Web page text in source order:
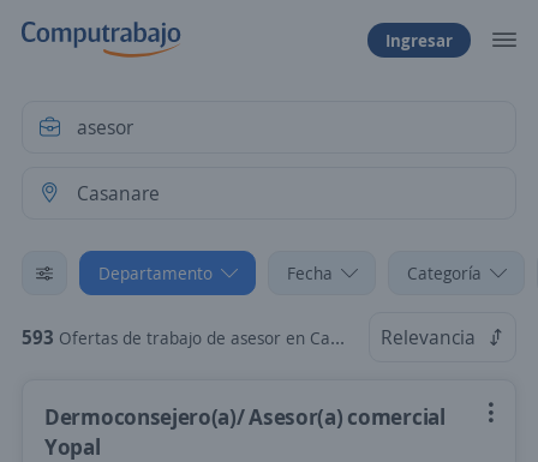
Ingresar
Departamento Fecha Categoría
593 Ofertas de trabajo de asesor en Casanare Relevancia
Dermoconsejero(a)/ Asesor(a) comercial
Yopal